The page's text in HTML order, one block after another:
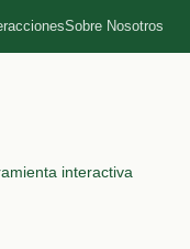
Sobre Nosotros
interactiva